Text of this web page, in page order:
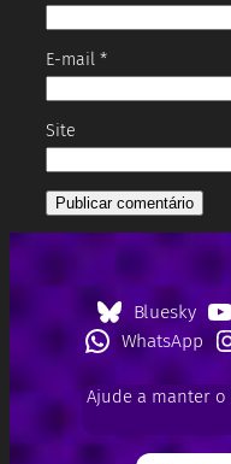
E-mail *
Site
Bluesky
WhatsApp
Ajude a manter o